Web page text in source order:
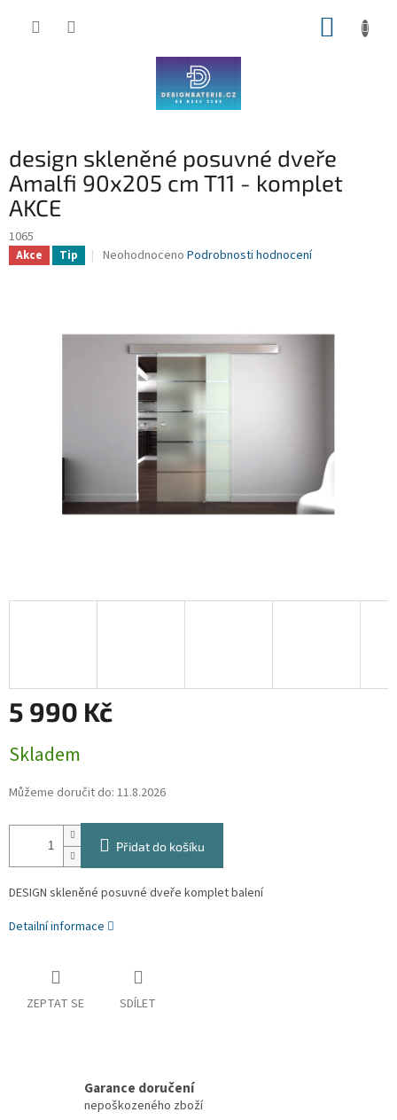
design skleněné posuvné dveře
Amalfi 90x205 cm T11 - komplet
AKCE
1065
Akce Tip
Průměrné
z
hvězdiček.
Neohodnoceno Podrobnosti hodnocení
5 990 Kč
cena:
Skladem
Můžeme doručit do: 11.8.2026
Přidat do košíku
DESIGN skleněné posuvné dveře komplet balení
Detailní informace
ZEPTAT SE SDÍLET
Garance doručení
nepoškozeného zboží